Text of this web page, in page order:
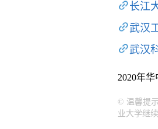
长江
武汉
武汉
2020年
© 温馨提
业大学继